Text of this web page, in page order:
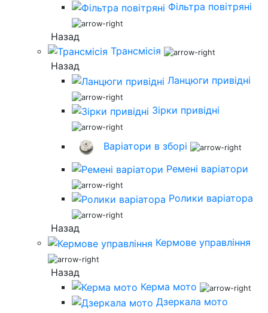
Фільтра повітряні
Назад
Трансмісія
Назад
Ланцюги привідні
Зірки привідні
Варіатори в зборі
Ремені варіатори
Ролики варіатора
Назад
Кермове управління
Назад
Керма мото
Дзеркала мото